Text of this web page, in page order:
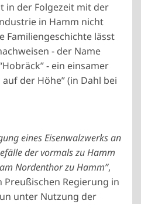
in der Folgezeit mit der
in Hamm nicht
Familiengeschichte lässt
- der Name
- ein einsamer
der Höhe” (in Dahl bei
eines Eisenwalzwerks an
der vormals zu Hamm
Nordenthor zu Hamm”,
Regierung in
unter Nutzung der